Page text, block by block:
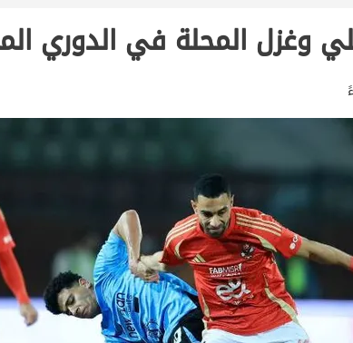
وغزل المحلة في الدوري